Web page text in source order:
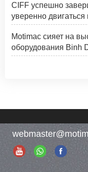
CIFF успешно
уверенно двигаться
Motimac сияет на
оборудования Binh